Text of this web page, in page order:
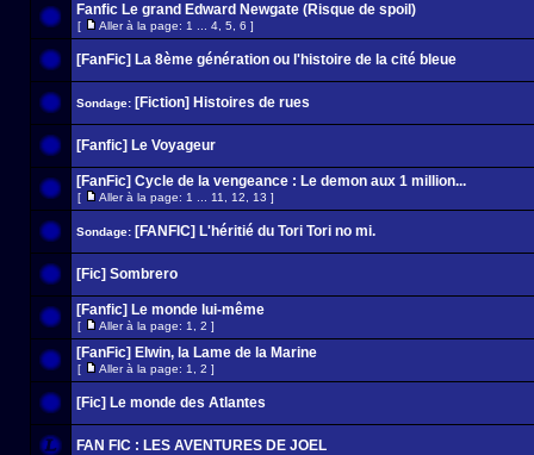
Fanfic Le grand Edward Newgate (Risque de spoil)
[ Aller à la page: 1 4 5 6 ]
[FanFic] La 8ème génération ou l'histoire de la cité bleue
Sondage: [Fiction] Histoires de rues
[Fanfic] Le Voyageur
[FanFic] Cycle de la vengeance : Le demon aux 1 million...
[ Aller à la page: 1 11 12 13 ]
Sondage: [FANFIC] L'héritié du Tori Tori no mi.
[Fic] Sombrero
[Fanfic] Le monde lui-même
[ Aller à la page: 1 2 ]
[FanFic] Elwin, la Lame de la Marine
[ Aller à la page: 1 2 ]
[Fic] Le monde des Atlantes
FAN FIC : LES AVENTURES DE JOEL